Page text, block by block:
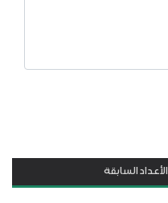
الأعداد السابقة